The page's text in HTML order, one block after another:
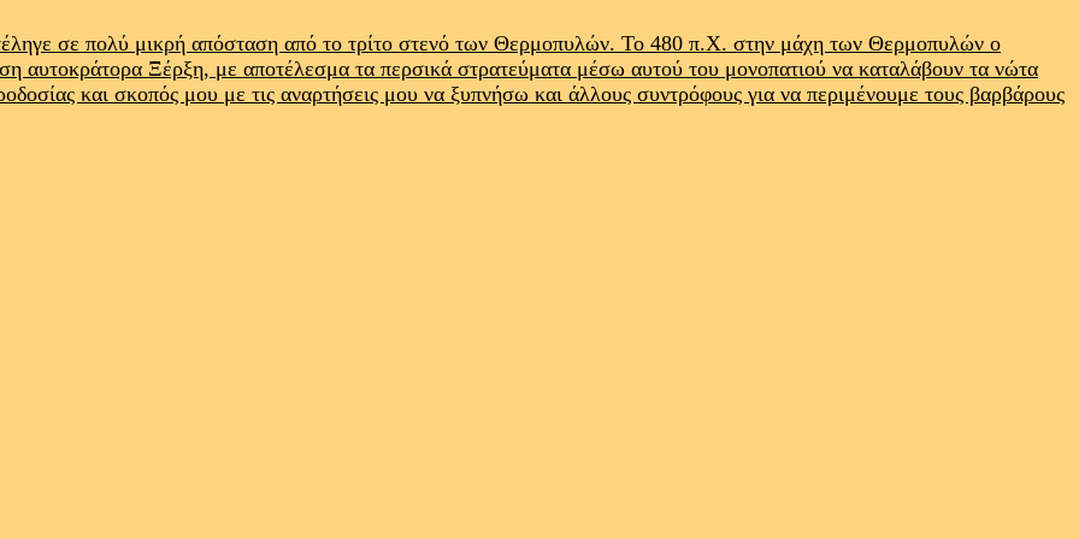
σε πολύ μικρή απόσταση από το τρίτο στενό των Θερμοπυλών. Το 480 π.Χ. στην μάχη των Θερμοπυλών ο
αυτοκράτορα Ξέρξη, με αποτέλεσμα τα περσικά στρατεύματα μέσω αυτού του μονοπατιού να καταλάβουν τα νώτα
και σκοπός μου με τις αναρτήσεις μου να ξυπνήσω και άλλους συντρόφους για να περιμένουμε τους βαρβάρους